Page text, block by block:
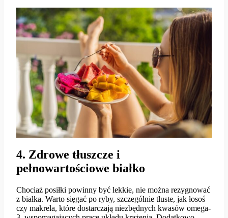
4. Zdrowe tłuszcze i
pełnowartościowe białko
Chociaż posiłki powinny być lekkie, nie można rezygnować
z białka. Warto sięgać po ryby, szczególnie tłuste, jak łosoś
czy makrela, które dostarczają niezbędnych kwasów omega-